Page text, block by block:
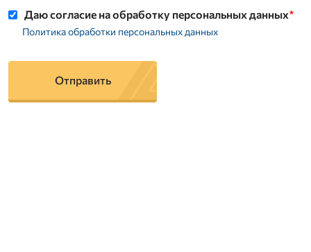
Даю согласие на обработку персональных данных
Политика обработки персональных данных